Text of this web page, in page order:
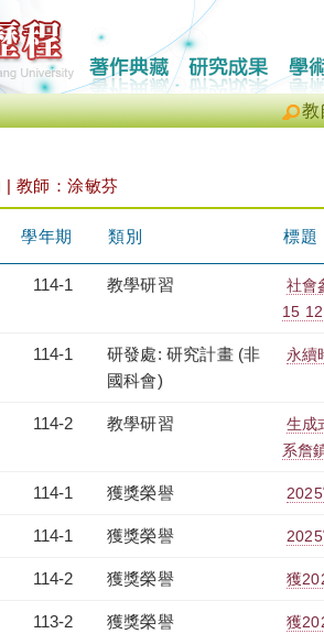
教
| 教師：涂敏芬
學年期 類別 標題
114-1 教學研習
社會
15
114-1
研發處: 研究計畫 (非
國科會)
永續
114-2 教學研習
生成
系詹
114-1 獲獎榮譽
114-1 獲獎榮譽
114-2 獲獎榮譽 獲
113-2 獲獎榮譽 獲